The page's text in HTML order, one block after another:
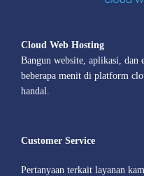
Cloud Web Hosting
Bangun website, aplikasi, dan
beberapa menit di platform
handal.
Customer Service
Pertanyaan terkait layanan